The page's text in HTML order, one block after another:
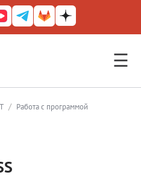
☰
КриптоАРМ
КриптоАРМ Mobile
/ Работа с программой